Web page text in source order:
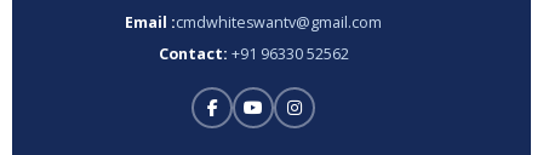
Email :cmdwhiteswantv@gmail.com
Contact: +91 96330 52562